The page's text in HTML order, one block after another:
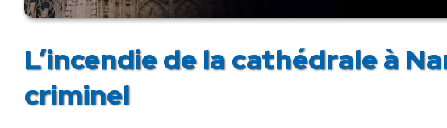
L’incendie de la cathédrale à
criminel